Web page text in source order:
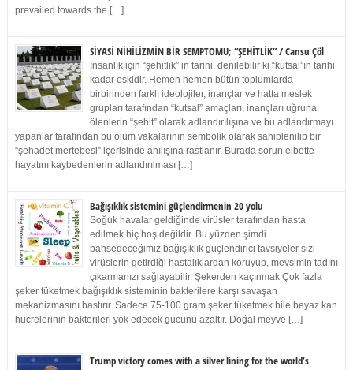
prevailed towards the […]
SİYASİ NİHİLİZMİN BİR SEMPTOMU; “ŞEHİTLİK” / Cansu Çöl
İnsanlık için “şehitlik” in tarihi, denilebilir ki “kutsal”ın tarihi
kadar eskidir. Hemen hemen bütün toplumlarda
birbirinden farklı ideolojiler, inançlar ve hatta meslek
grupları tarafından “kutsal” amaçları, inançları uğruna
ölenlerin “şehit” olarak adlandırılışına ve bu adlandırmayı
yapanlar tarafından bu ölüm vakalarının sembolik olarak sahiplenilip bir
“şehadet mertebesi” içerisinde anılışına rastlanır. Burada sorun elbette
hayatını kaybedenlerin adlandırılması […]
Bağışıklık sistemini güçlendirmenin 20 yolu
Soğuk havalar geldiğinde virüsler tarafından hasta
edilmek hiç hoş değildir. Bu yüzden şimdi
bahsedeceğimiz bağışıklık güçlendirici tavsiyeler sizi
virüslerin getirdiği hastalıklardan koruyup, mevsimin tadını
çıkarmanızı sağlayabilir. Şekerden kaçınmak Çok fazla
şeker tüketmek bağışıklık sisteminin bakterilere karşı savaşan
mekanizmasını bastırır. Sadece 75-100 gram şeker tüketmek bile beyaz kan
hücrelerinin bakterileri yok edecek gücünü azaltır. Doğal meyve […]
Trump victory comes with a silver lining for the world’s